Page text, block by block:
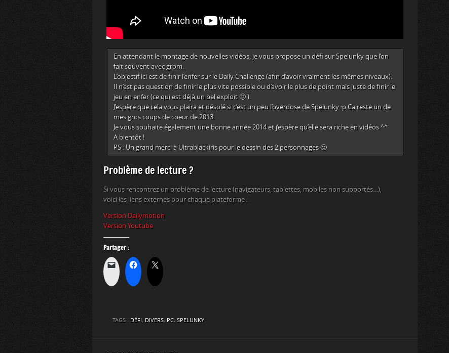
En attendant le montage de nouvelles vidéos, je vous propose un défi sur Spelunky que l’on
fait souvent avec grom.
L’objectif ici est de finir l’enfer sur le Daily Challenge (afin d’avoir vraiment les mêmes niveaux).
Il n’est pas question de finir le plus vite possible ou d’avoir le plus de point mais juste de finir le
jeu en enfer (ce qui est déjà un bel exploit 🙂 ).
J’espère que cela vous plaira et désolé si c’est un peu l’overdose de Spelunky :p Ca reste un de
mes gros coups de coeur de 2013.
Je vous souhaite également une bonne année 2014 et j’espère qu’elle sera riche en vidéos ^^
A bientôt !
PS : Un grand merci à Ultrablackiris pour le dessin des 2 personnages 🙂
Problème de lecture ?
Si vous rencontrez un problème de lecture (navigateurs, tablettes, mobiles non supportés…),
voici les liens externes pour chaque plateforme :
Version Dailymotion
Version Youtube
Partager :
TAGS : DÉFI, DIVERS, PC, SPELUNKY